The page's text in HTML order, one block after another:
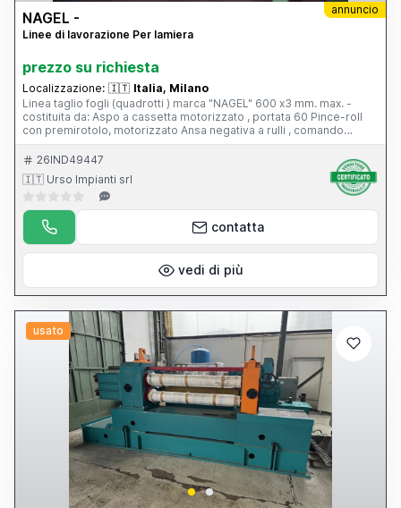
annuncio
NAGEL -
Linee di lavorazione Per lamiera
prezzo su richiesta
Localizzazione: 🇮🇹 Italia, Milano
Linea taglio fogli (quadrotti ) marca "NAGEL" 600 x3 mm. max. -
costituita da: Aspo a cassetta motorizzato , portata 60 Pince-roll
con premirotolo, motorizzato Ansa negativa a rulli , comando
idraulico Introduttore a Spianatrice idraulica , di precisione con
comparatore, n.21 rulli diam.30 mm Gruppo di misura Cesoia
orientabile idraulica Rulliera Raccoglitore a forbice Pompa idraulica
35 Kw , per il comando della spianatrice, ansa e cesoia .
26IND49447
🇮🇹 Urso Impianti srl
contatta
vedi di più
usato